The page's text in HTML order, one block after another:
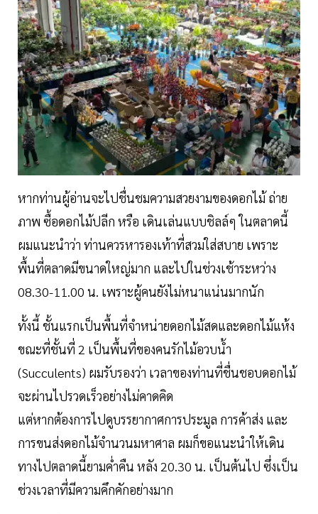
หากท่านผู้อ่านจะไปชื่นชมความสวยงามของดอกไม้ ถ่าย
ภาพ ซื้อดอกไม้ปลีก หรือ เดินเล่นแบบชิลล์ๆ ในตลาดนี้
ผมแนะนำว่า ท่านควรหารองเท้าที่สวมใส่สบาย เพราะ
พื้นที่ตลาดมีขนาดใหญ่มาก และไปในช่วงเช้าระหว่าง
08.30-11.00 น. เพราะผู้คนยังไม่หนาแน่นมากนัก
ทั้งนี้ ชั้นแรกเป็นพื้นที่จำหน่ายดอกไม้สดและดอกไม้แห้ง
ขณะที่ชั้นที่ 2 เป็นพื้นที่ของคนรักไม้อวบน้ำ
(Succulents) ผมรับรองว่า เวลาของท่านที่ชื่นชอบดอกไม้
จะผ่านไปรวดเร็วอย่างไม่คาดคิด
แต่หากต้องการไปดูบรรยากาศการประมูล การค้าส่ง และ
การขนส่งดอกไม้จำนวนมหาศาล ผมก็ขอแนะนำให้เดิน
ทางไปตลาดนี้ยามค่ำคืน หลัง 20.30 น. เป็นต้นไป ซึ่งเป็น
ช่วงเวลาที่มีความคึกคักอย่างมาก